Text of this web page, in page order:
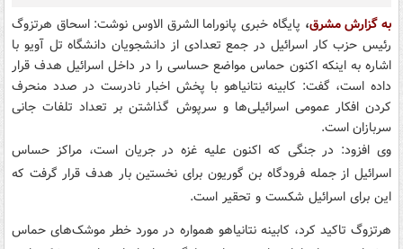
به گزارش مشرق، پایگاه خبری پانوراما الشرق الاوس نوشت: اسحاق هرتزوگ
رئیس حزب کار اسرائیل در جمع تعدادی از دانشجویان دانشگاه تل آویو با
اشاره به اینکه اکنون حماس مواضع حساسی را در داخل اسرائیل هدف قرار
داده است، گفت: کابینه نتانیاهو با پخش اخبار نادرست در صدد منحرف
کردن افکار عمومی اسرائیلی‌­ها و سرپوش گذاشتن بر تعداد تلفات جانی
سربازان است.
وی افزود: در جنگی که اکنون علیه غزه در جریان است، مراکز حساس
اسرائیل از جمله فرودگاه بن گوریون برای نخستین بار هدف قرار گرفت که
این برای اسرائیل شکست و تحقیر است.
هرتزوگ تاکید کرد، کابینه نتانیاهو همواره در مورد خطر موشک‌­های حماس